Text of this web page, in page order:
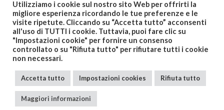
DFN”
Politica de Privacidad
Aviso Legal T&C
Utilizziamo i cookie sul nostro sito Web per offrirti la
migliore esperienza ricordando le tue preferenze e le
visite ripetute. Cliccando su “Accetta tutto” acconsenti
all'uso di TUTTI i cookie. Tuttavia, puoi fare clic su
"Impostazioni cookie" per fornire un consenso
controllato o su "Rifiuta tutto" per rifiutare tutti i cookie
non necessari.
Accetta tutto Impostazioni cookies Rifiuta tutto
Maggiori informazioni